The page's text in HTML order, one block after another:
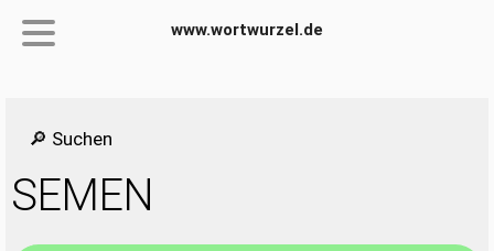
www.wortwurzel.de
🔎 Suchen
SEMEN